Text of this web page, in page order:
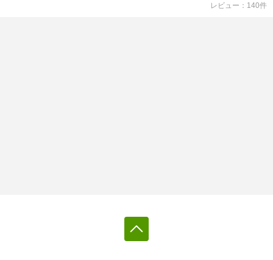
レビュー
140件